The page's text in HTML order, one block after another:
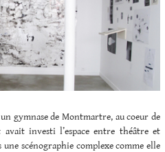
gymnase de Montmartre, au coeur de
avait investi l’espace entre théâtre et
scénographie complexe comme elle